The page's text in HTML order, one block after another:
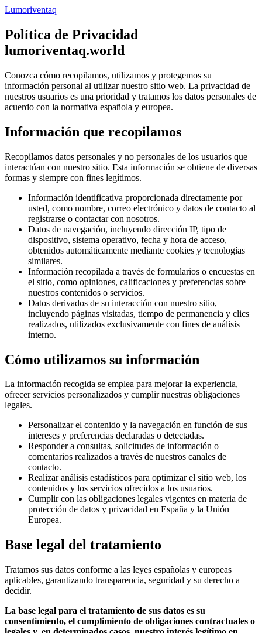
Lumoriventaq
Política de Privacidad
lumoriventaq.world
Conozca cómo recopilamos, utilizamos y protegemos su
información personal al utilizar nuestro sitio web. La privacidad de
nuestros usuarios es una prioridad y tratamos los datos personales de
acuerdo con la normativa española y europea.
Información que recopilamos
Recopilamos datos personales y no personales de los usuarios que
interactúan con nuestro sitio. Esta información se obtiene de diversas
formas y siempre con fines legítimos.
Información identificativa proporcionada directamente por
usted, como nombre, correo electrónico y datos de contacto al
registrarse o contactar con nosotros.
Datos de navegación, incluyendo dirección IP, tipo de
dispositivo, sistema operativo, fecha y hora de acceso,
obtenidos automáticamente mediante cookies y tecnologías
similares.
Información recopilada a través de formularios o encuestas en
el sitio, como opiniones, calificaciones y preferencias sobre
nuestros contenidos o servicios.
Datos derivados de su interacción con nuestro sitio,
incluyendo páginas visitadas, tiempo de permanencia y clics
realizados, utilizados exclusivamente con fines de análisis
interno.
Cómo utilizamos su información
La información recogida se emplea para mejorar la experiencia,
ofrecer servicios personalizados y cumplir nuestras obligaciones
legales.
Personalizar el contenido y la navegación en función de sus
intereses y preferencias declaradas o detectadas.
Responder a consultas, solicitudes de información o
comentarios realizados a través de nuestros canales de
contacto.
Realizar análisis estadísticos para optimizar el sitio web, los
contenidos y los servicios ofrecidos a los usuarios.
Cumplir con las obligaciones legales vigentes en materia de
protección de datos y privacidad en España y la Unión
Europea.
Base legal del tratamiento
Tratamos sus datos conforme a las leyes españolas y europeas
aplicables, garantizando transparencia, seguridad y su derecho a
decidir.
La base legal para el tratamiento de sus datos es su
consentimiento, el cumplimiento de obligaciones contractuales o